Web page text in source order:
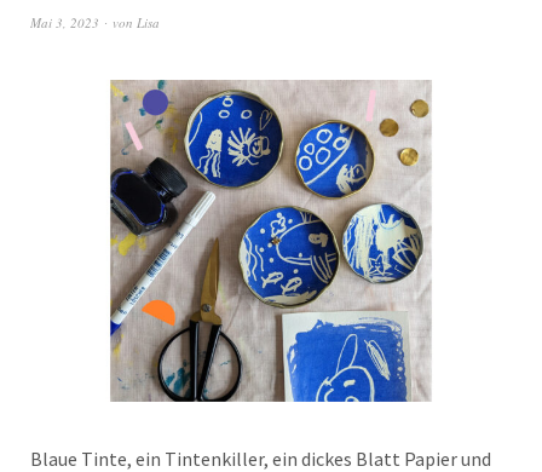
Mai 3, 2023 von Lisa
Blaue Tinte, ein Tintenkiller, ein dickes Blatt Papier und